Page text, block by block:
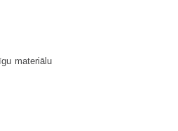
materiālu